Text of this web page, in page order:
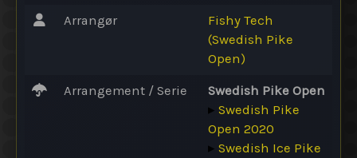
Arrangør
Fishy Tech
(Swedish Pike
Open)
Arrangement / Serie
Swedish Pike Open
▸ Swedish Pike
Open 2020
▸ Swedish Ice Pike